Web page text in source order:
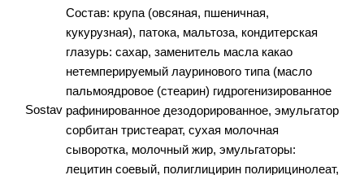
Sostav
Состав: крупа (овсяная, пшеничная,
кукурузная), патока, мальтоза, кондитерская
глазурь: сахар, заменитель масла какао
нетемперируемый лауринового типа (масло
пальмоядровое (стеарин) гидрогенизированное
рафинированное дезодорированное, эмульгатор
сорбитан тристеарат, сухая молочная
сыворотка, молочный жир, эмульгаторы:
лецитин соевый, полиглицирин полирицинолеат,